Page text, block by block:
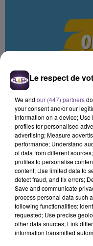
Une société de
hôtesse
Une société de Limoges
de caisse (H/F). Vos
répondre à l’ensemble
Le respect de
We and our (447) partners
your consent and/or our
information on a device;
profiles for personalised
advertising; Measure
performance; Understand
of data from different
profiles to personalise
content; Use limited data to
detect fraud, and fix errors;
Save and communicate
process personal data such
following functionalities:
requested; Use precise
other data sources; Link
information transmitted